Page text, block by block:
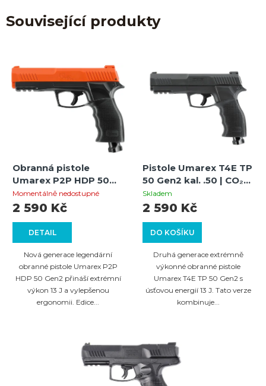
Související produkty
Obranná pistole
Umarex P2P HDP 50
Gen2 13J | cal. .50 |
Prepared 2 Protect
Momentálně nedostupné
DETAIL
2 590 Kč
Nová generace legendární
obranné pistole Umarex P2P
HDP 50 Gen2 přináší extrémní
výkon 13 J a vylepšenou
ergonomii. Edice...
Pistole Umarex T4E TP
50 Gen2 kal. .50 | CO₂
pohon, energie 13J |
Tréninková a obranná
Skladem
DO KOŠÍKU
2 590 Kč
Druhá generace extrémně
výkonné obranné pistole
Umarex T4E TP 50 Gen2 s
úsťovou energií 13 J. Tato verze
kombinuje...